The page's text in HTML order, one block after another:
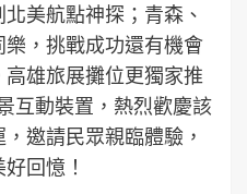
美航點神探；青森、
，挑戰成功還有機會
雄旅展攤位更獨家推
互動裝置，熱烈歡慶該
邀請民眾親臨體驗，
回憶！